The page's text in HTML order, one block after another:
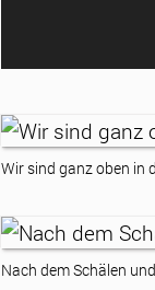
Wir sind ganz oben in
Nach dem Schälen